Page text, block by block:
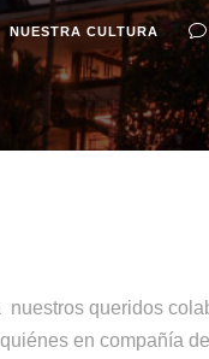
NUESTRA CULTURA
queridos
en compañía